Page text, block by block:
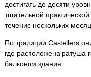
достигать до десяти
тщательной
течение нескольких
По традиции Castellers
где расположена ратуша
балконом здания.